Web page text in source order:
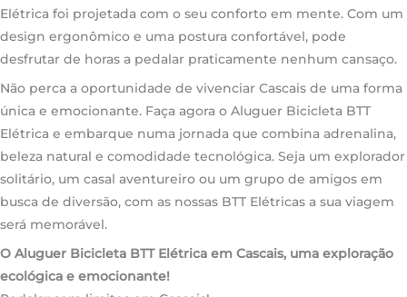
Elétrica foi projetada com o seu conforto em mente. Com um
design ergonômico e uma postura confortável, pode
desfrutar de horas a pedalar praticamente nenhum cansaço.
Não perca a oportunidade de vivenciar Cascais de uma forma
única e emocionante. Faça agora o Aluguer Bicicleta BTT
Elétrica e embarque numa jornada que combina adrenalina,
beleza natural e comodidade tecnológica. Seja um explorador
solitário, um casal aventureiro ou um grupo de amigos em
busca de diversão, com as nossas BTT Elétricas a sua viagem
será memorável.
O Aluguer Bicicleta BTT Elétrica em Cascais, uma exploração
ecológica e emocionante!